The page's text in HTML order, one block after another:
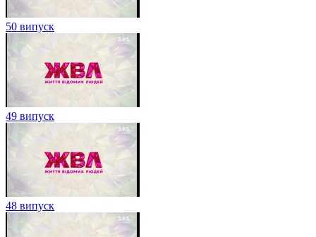
50 випуск
49 випуск
48 випуск